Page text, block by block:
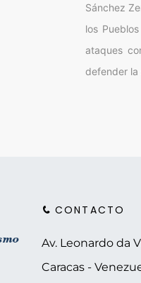
Sánchez
los
ataques
defender la
CONTACTO
Av. Leonardo da
Caracas -